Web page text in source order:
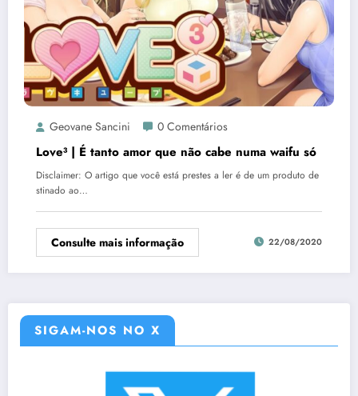
Geovane Sancini 0 Comentários
Love³ | É tanto amor que não cabe numa waifu só
Disclaimer: O artigo que você está prestes a ler é de um produto de
stinado ao…
Consulte mais informação 22/08/2020
SIGAM-NOS NO X